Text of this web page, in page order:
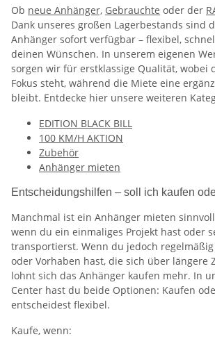
Ob neue Anhänger, Gebrauchte oder der
Dank unseres großen Lagerbestands sind
Anhänger sofort verfügbar – flexibel,
deinen Wünschen. In unserem eigenen
sorgen wir für erstklassige Qualität, wobei
Fokus steht, während die Miete eine
bleibt. Entdecke hier unsere weiteren
EDITION BLACK BILL
100 KM/H AKTION
Zubehör
Anhänger mieten
Entscheidungshilfen – soll ich kaufen
Manchmal ist ein Anhänger mieten
wenn du ein einmaliges Projekt hast oder
transportierst. Wenn du jedoch
oder Vorhaben hast, die sich über längere
lohnt sich das Anhänger kaufen mehr. In
Center hast du beide Optionen: Kaufen
entscheidest flexibel.
Kaufe, wenn: